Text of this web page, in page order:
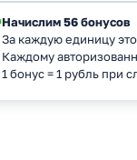
Начислим 56 бонусов
За каждую единицу
Каждому
1 бонус = 1 рубль при